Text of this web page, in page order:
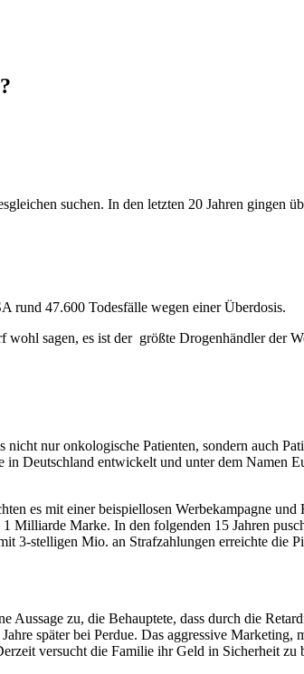
suchen. In den letzten 20 Jahren gingen
rund 47.600 Todesfälle wegen einer Überdosis.
sagen, es ist der größte Drogenhändler der
nicht nur onkologische Patienten, sondern auch
Deutschland entwickelt und unter dem Namen
es mit einer beispiellosen Werbekampagne
Milliarde Marke. In den folgenden 15 Jahren
3-stelligen Mio. an Strafzahlungen erreichte die
zu, die Behauptete, dass durch die
später bei Perdue. Das aggressive
versucht die Familie ihr Geld in Sicherheit